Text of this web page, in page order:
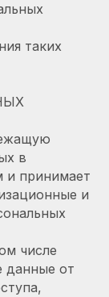
таких
в
и принимает
и
числе
данные от